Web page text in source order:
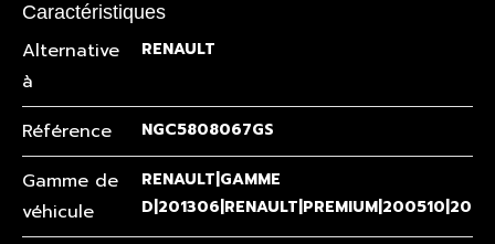
Caractéristiques
Alternative
à
RENAULT
Référence NGC5808067GS
Gamme de
véhicule
RENAULT|GAMME